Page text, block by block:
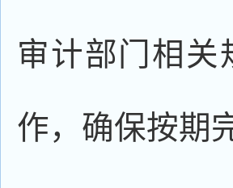
审计部门相关
作，确保按期